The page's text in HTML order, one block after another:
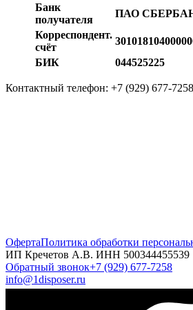
Банк
получателя
ПАО
Корреспондент.
счёт
БИК
044525225
Контактный телефон: +7 (929) 677-7258
ОфертаПолитика обработки
ИП Кречетов А.В. ИНН 500344455539
Обратный звонок+7 (929) 677-7258
info@1disposer.ru